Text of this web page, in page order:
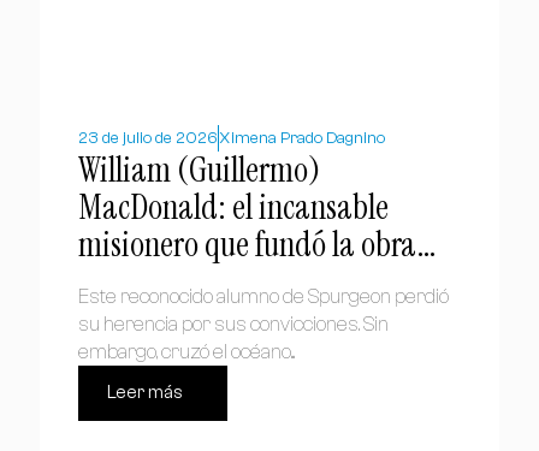
23 de julio de 2026 Ximena Prado Dagnino
William (Guillermo)
MacDonald: el incansable
misionero que fundó la obra
bautista en Chile
Este reconocido alumno de Spurgeon perdió
su herencia por sus convicciones. Sin
embargo, cruzó el océano...
Leer más